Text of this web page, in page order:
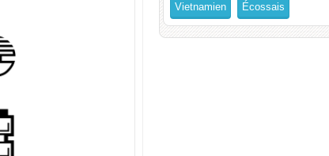
Vietnamien Écossais